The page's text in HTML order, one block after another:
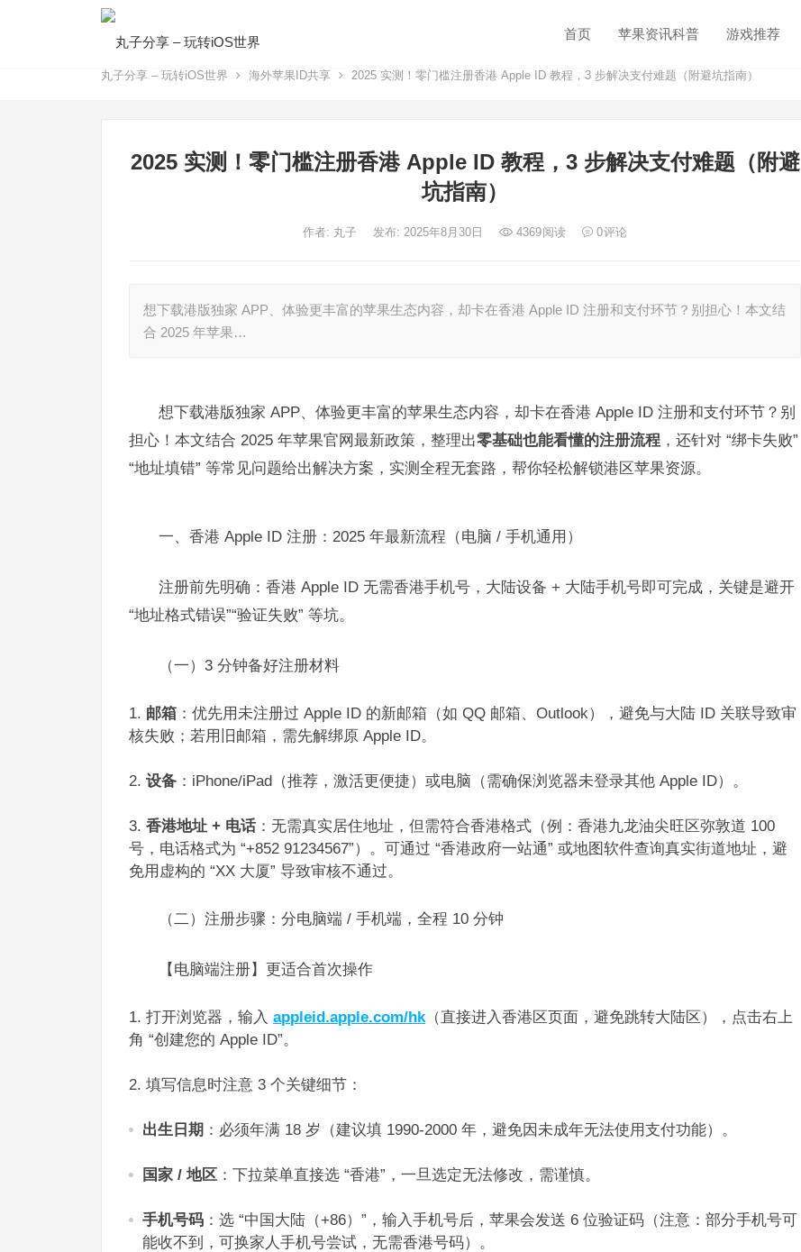
首页 苹果资讯科普 游戏推荐
丸子分享 – 玩转iOS世界 海外苹果ID共享 2025 实测！零门槛注册香港 Apple ID 教程，3 步解决支付难题（附避坑指南）
2025 实测！零门槛注册香港 Apple ID 教程，3 步解决支付难题（附避
坑指南）
作者: 丸子 发布: 2025年8月30日 4369阅读 0评论
想下载港版独家 APP、体验更丰富的苹果生态内容，却卡在香港 Apple ID 注册和支付环节？别担心！本文结
合 2025 年苹果…
想下载港版独家 APP、体验更丰富的苹果生态内容，却卡在香港 Apple ID 注册和支付环节？别
担心！本文结合 2025 年苹果官网最新政策，整理出零基础也能看懂的注册流程 ，还针对 “绑卡失败”
“地址填错” 等常见问题给出解决方案，实测全程无套路，帮你轻松解锁港区苹果资源。​
一、香港 Apple ID 注册：2025 年最新流程（电脑 / 手机通用）​
注册前先明确：香港 Apple ID 无需香港手机号，大陆设备 + 大陆手机号即可完成，关键是避开
“地址格式错误”“验证失败” 等坑。​
（一）3 分钟备好注册材料​
邮箱 ：优先用未注册过 Apple ID 的新邮箱（如 QQ 邮箱、Outlook），避免与大陆 ID 关联导致审
核失败；若用旧邮箱，需先解绑原 Apple ID。​
设备 ：iPhone/iPad（推荐，激活更便捷）或电脑（需确保浏览器未登录其他 Apple ID）。​
香港地址 + 电话：无需真实居住地址，但需符合香港格式（例：香港九龙油尖旺区弥敦道 100
号，电话格式为 “+852 91234567”）。可通过 “香港政府一站通” 或地图软件查询真实街道地址，避
免用虚构的 “XX 大厦” 导致审核不通过。​
（二）注册步骤：分电脑端 / 手机端，全程 10 分钟​
【电脑端注册】更适合首次操作​
打开浏览器，输入 appleid.apple.com/hk （直接进入香港区页面，避免跳转大陆区），点击右上
角 “创建您的 Apple ID”。​
填写信息时注意 3 个关键细节：​
出生日期 ：必须年满 18 岁（建议填 1990-2000 年，避免因未成年无法使用支付功能）。​
国家 / 地区 ：下拉菜单直接选 “香港”，一旦选定无法修改，需谨慎。​
手机号码 ：选 “中国大陆（+86）”，输入手机号后，苹果会发送 6 位验证码（注意：部分手机号可
能收不到，可换家人手机号尝试，无需香港号码）。​